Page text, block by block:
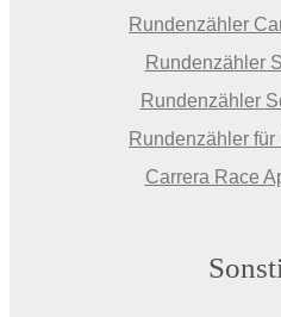
Rundenzähler
Rundenzähler
Rundenzähler
Rundenzähler
Carrera Race